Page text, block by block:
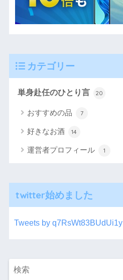
カテゴリー
単身赴任のひとり言 20
おすすめの品 7
好きなお酒 14
運営者プロフィール 1
twitter始めました
Tweets by q7RsWt83BUdUi1y